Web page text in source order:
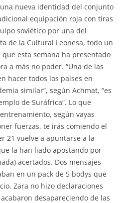
nueva identidad del conjunto
equipación roja con tiras
soviético por una del
de la Cultural Leonesa, todo un
esta semana ha presentado
a más no poder. “Una de las
hacer todos los países en
similar”, según Achmat, “es
de Suráfrica”. Lo que
según vayas
fuerzas, te irás comiendo el
21 vuelve a apuntarse a la
la han liado apostando por
acertados. Dos mensajes
en un pack de 5 bodys que
Zara no hizo declaraciones
desapareciendo de las